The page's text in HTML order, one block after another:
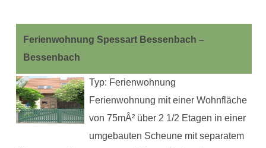
Ferienwohnung Spessart Bessenbach –
Bessenbach
Typ: Ferienwohnung
Ferienwohnung mit einer Wohnfläche
von 75mÂ² über 2 1/2 Etagen in einer
umgebauten Scheune mit separatem